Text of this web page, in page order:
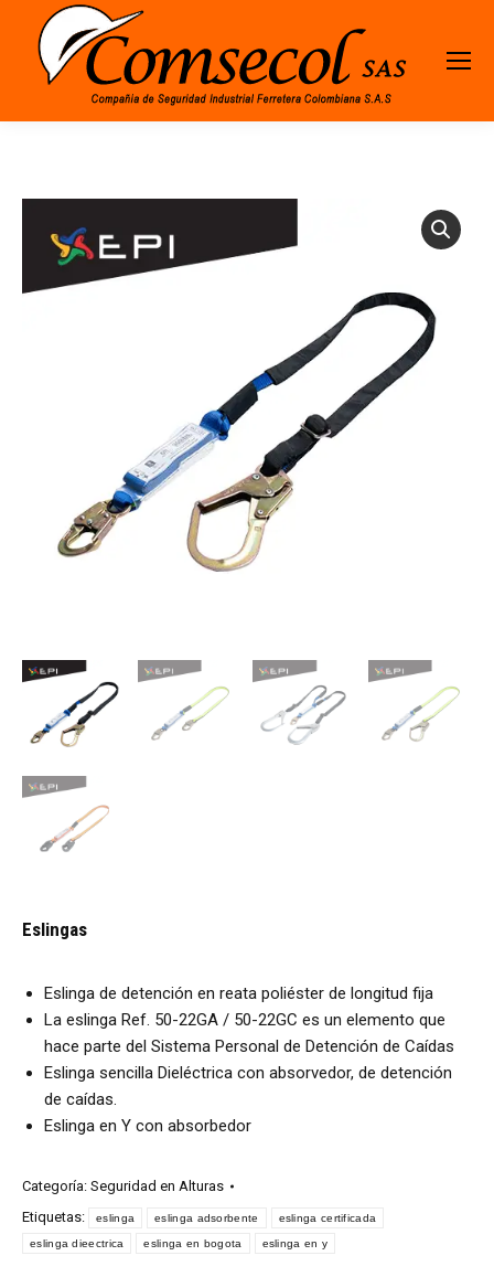
Eslingas
Eslinga de detención en reata poliéster de longitud fija
La eslinga Ref. 50-22GA / 50-22GC es un elemento que
hace parte del Sistema Personal de Detención de Caídas
Eslinga sencilla Dieléctrica con absorvedor, de detención
de caídas.
Eslinga en Y con absorbedor
Categoría: Seguridad en Alturas
Etiquetas:
eslinga eslinga adsorbente eslinga certificada
eslinga dieectrica eslinga en bogota eslinga en y